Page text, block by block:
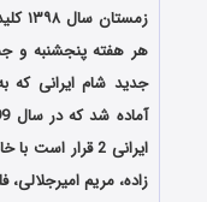
هر هفته پنجشنبه و
جدید شام ایرانی که
ایرانی 2 قرار
زاده، مریم